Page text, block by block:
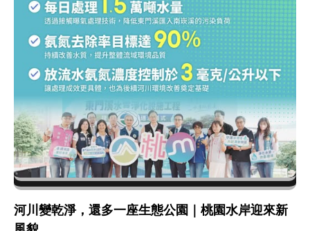
河川變乾淨，還多一座生態公園｜桃園水岸迎來新